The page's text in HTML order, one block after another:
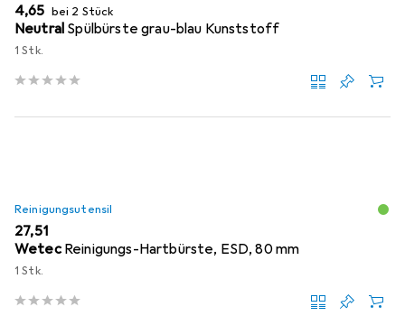
EUR
4,65 bei 2 Stück
Neutral Spülbürste grau-blau Kunststoff
1 Stk.
Reinigungsutensil
EUR
27,51
Wetec Reinigungs-Hartbürste, ESD, 80 mm
1 Stk.